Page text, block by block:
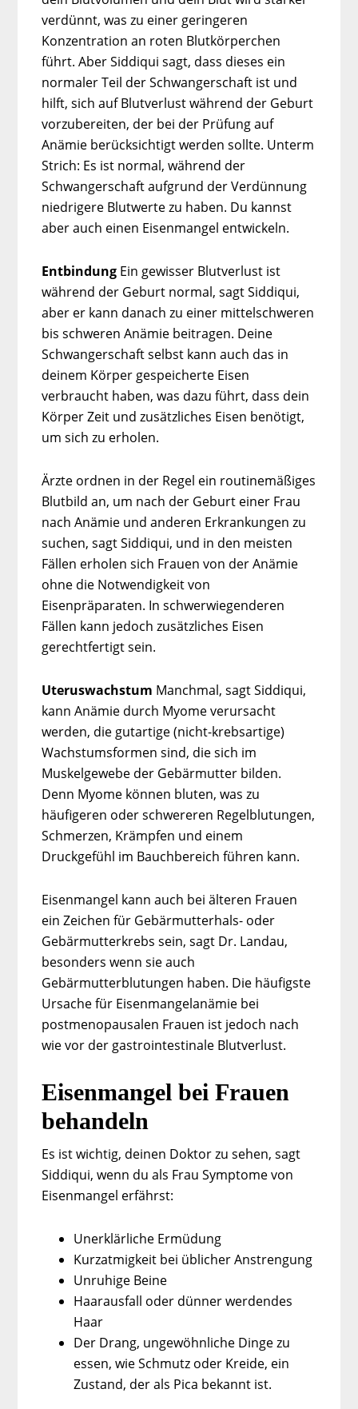
verdünnt, was zu einer geringeren
Konzentration an roten Blutkörperchen
führt. Aber Siddiqui sagt, dass dieses ein
normaler Teil der Schwangerschaft ist und
hilft, sich auf Blutverlust während der Geburt
vorzubereiten, der bei der Prüfung auf
Anämie berücksichtigt werden sollte. Unterm
Strich: Es ist normal, während der
Schwangerschaft aufgrund der Verdünnung
niedrigere Blutwerte zu haben. Du kannst
aber auch einen Eisenmangel entwickeln.
Entbindung Ein gewisser Blutverlust ist
während der Geburt normal, sagt Siddiqui,
aber er kann danach zu einer mittelschweren
bis schweren Anämie beitragen. Deine
Schwangerschaft selbst kann auch das in
deinem Körper gespeicherte Eisen
verbraucht haben, was dazu führt, dass dein
Körper Zeit und zusätzliches Eisen benötigt,
um sich zu erholen.
Ärzte ordnen in der Regel ein routinemäßiges
Blutbild an, um nach der Geburt einer Frau
nach Anämie und anderen Erkrankungen zu
suchen, sagt Siddiqui, und in den meisten
Fällen erholen sich Frauen von der Anämie
ohne die Notwendigkeit von
Eisenpräparaten. In schwerwiegenderen
Fällen kann jedoch zusätzliches Eisen
gerechtfertigt sein.
Uteruswachstum Manchmal, sagt Siddiqui,
kann Anämie durch Myome verursacht
werden, die gutartige (nicht-krebsartige)
Wachstumsformen sind, die sich im
Muskelgewebe der Gebärmutter bilden.
Denn Myome können bluten, was zu
häufigeren oder schwereren Regelblutungen,
Schmerzen, Krämpfen und einem
Druckgefühl im Bauchbereich führen kann.
Eisenmangel kann auch bei älteren Frauen
ein Zeichen für Gebärmutterhals- oder
Gebärmutterkrebs sein, sagt Dr. Landau,
besonders wenn sie auch
Gebärmutterblutungen haben. Die häufigste
Ursache für Eisenmangelanämie bei
postmenopausalen Frauen ist jedoch nach
wie vor der gastrointestinale Blutverlust.
Eisenmangel bei Frauen
behandeln
Es ist wichtig, deinen Doktor zu sehen, sagt
Siddiqui, wenn du als Frau Symptome von
Eisenmangel erfährst:
Unerklärliche Ermüdung
Kurzatmigkeit bei üblicher Anstrengung
Unruhige Beine
Haarausfall oder dünner werdendes
Haar
Der Drang, ungewöhnliche Dinge zu
essen, wie Schmutz oder Kreide, ein
Zustand, der als Pica bekannt ist.